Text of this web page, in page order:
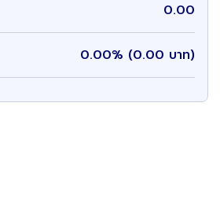
0.00
0.00% (0.00 บาท)